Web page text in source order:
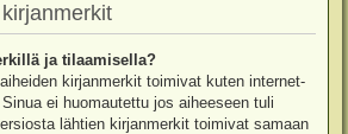
ja tilaamisella?
kirjanmerkit toimivat kuten internet-
ei huomautettu jos aiheeseen tuli
lähtien kirjanmerkit toimivat samaan